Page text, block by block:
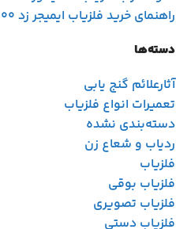
راهنمای خرید فلزیاب ایمیجر زد 30000 + نکات مهم انتخاب دستگاه
دسته‌ها
آثارعلائم گنج یابی
تعمیرات انواع فلزیاب
دسته‌بندی نشده
ردیاب و شعاع زن
فلزیاب
فلزیاب بوقی
فلزیاب تصویری
فلزیاب دستی